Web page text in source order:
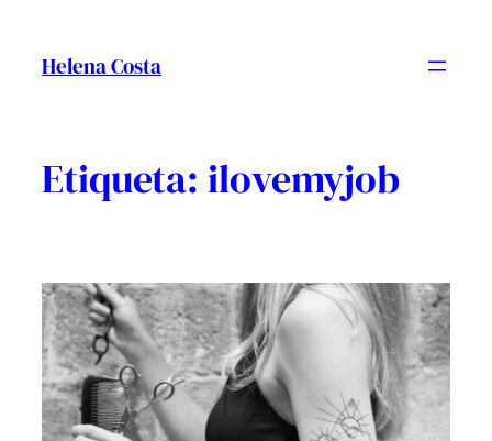
contingut
Helena Costa
Etiqueta: ilovemyjob